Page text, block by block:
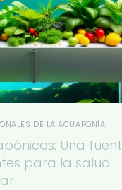
DE LA ACUAPONÍA
Una
para la salud